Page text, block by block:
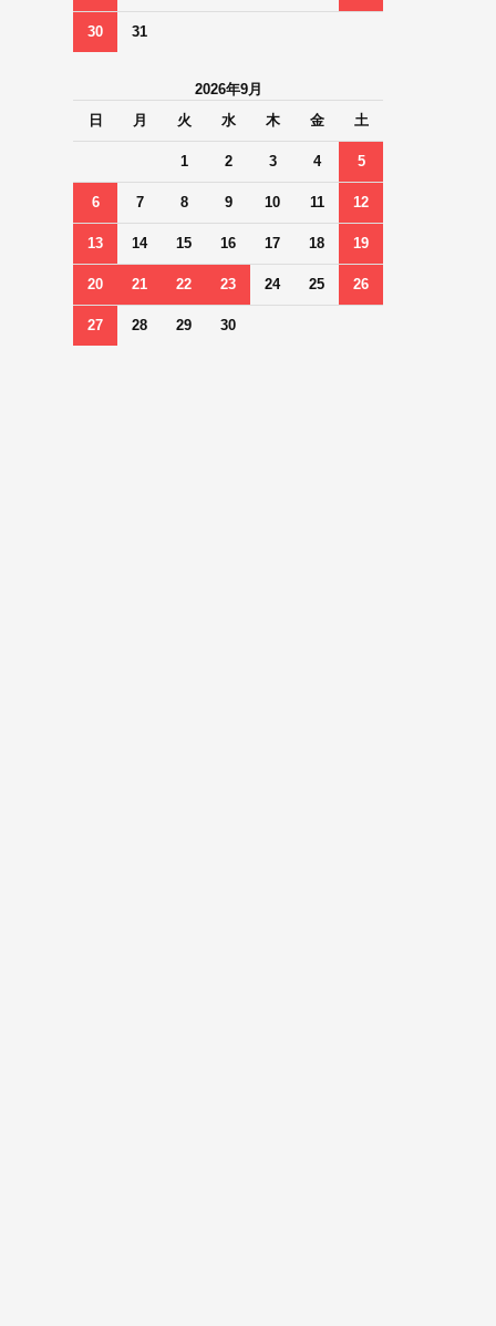
30 31
2026年9月
日
月 火 水 木 金 土
1 2 3 4 5
6 7 8 9 10 11 12
13 14 15 16 17 18 19
20 21 22 23 24 25 26
27 28 29 30